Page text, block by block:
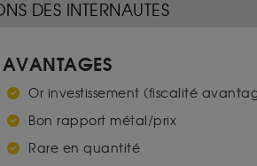
DES INTERNAUTES
AVANTAGES
Or investissement (fiscalité
Bon rapport métal/prix
Rare en quantité